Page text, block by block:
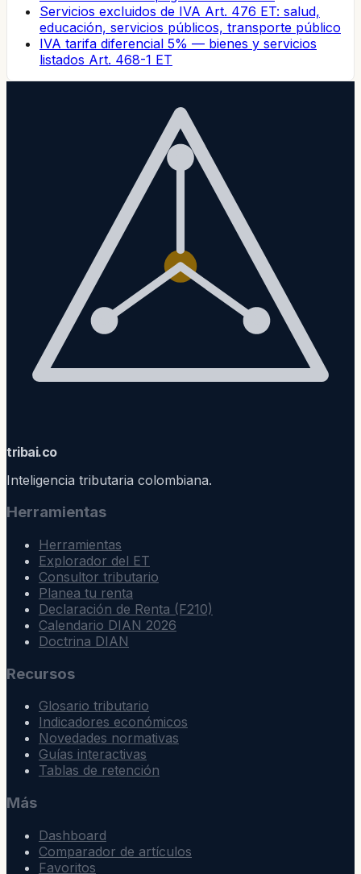
Servicios excluidos de IVA Art. 476 ET: salud,
educación, servicios públicos, transporte público
IVA tarifa diferencial 5% — bienes y servicios
listados Art. 468-1 ET
tribai.co
Inteligencia tributaria colombiana.
Herramientas
Herramientas
Explorador del ET
Consultor tributario
Planea tu renta
Declaración de Renta (F210)
Calendario DIAN 2026
Doctrina DIAN
Recursos
Glosario tributario
Indicadores económicos
Novedades normativas
Guías interactivas
Tablas de retención
Más
Dashboard
Comparador de artículos
Favoritos